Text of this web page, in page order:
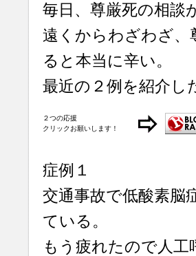
毎日、尊厳死の相談
遠くからわざわざ、
ると本当に辛い。
最近の２例を紹介し
２つの応援
クリックお願いします！
症例１
交通事故で低酸素脳
ている。
もう疲れたので人